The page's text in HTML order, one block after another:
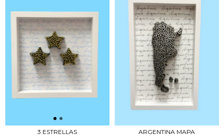
3 ESTRELLAS ARGENTINA MAPA